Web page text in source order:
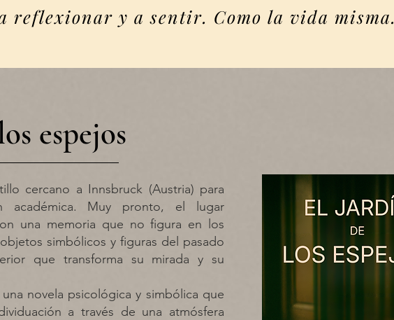
reflexionar y a sentir. Como la vida misma.
espejos
cercano a Innsbruck (Austria) para
académica. Muy pronto, el lugar
una memoria que no figura en los
simbólicos y figuras del pasado
que transforma su mirada y su
novela psicológica y simbólica que
a través de una atmósfera